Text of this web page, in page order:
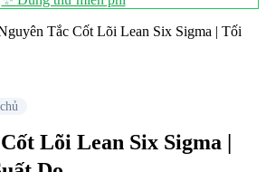
Tắc Cốt Lõi Lean Six Sigma | Tối
Lõi Lean Six Sigma |